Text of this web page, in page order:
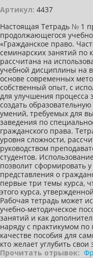
Артикул: 4437
Настоящая Тетрадь № 1
продолжающегося
«Гражданское право.
семинарских занятий по
рассчитана на
учебной дисциплины на
основе современных
собственный опыт, с
для улучшения
создать
умений, требуемых для
заведения по
гражданского права.
уровня сложности,
руководством
студентов.
позволит сформировать
представления о
первые три темы курса,
этого курса,
Рабочая тетрадь может
учебно-методическое
занятий и как
наряду с практикумом по
качестве пособия для
кто желает углубить
Прочитать отрывок: